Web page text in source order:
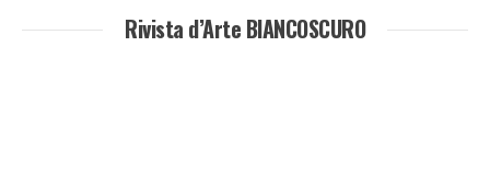
Rivista d’Arte BIANCOSCURO